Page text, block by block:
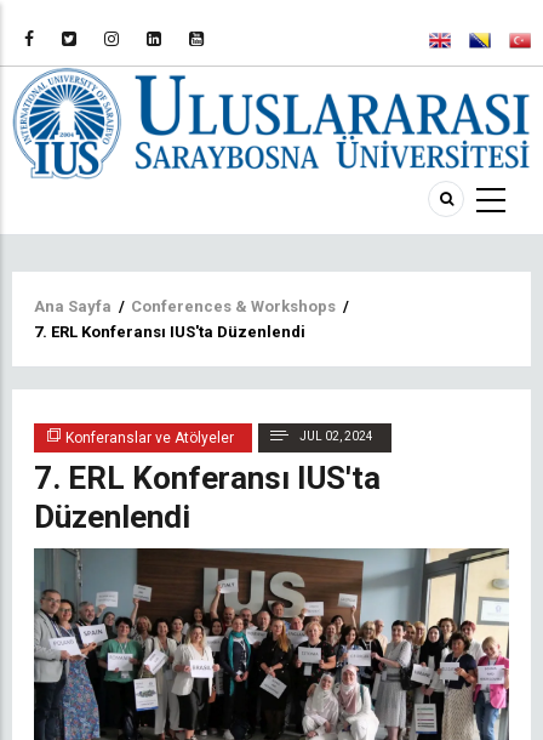
Sayfa
Ana Sayfa / Conferences & Workshops /
7. ERL Konferansı IUS'ta Düzenlendi
Konferanslar ve Atölyeler JUL 02, 2024
7. ERL Konferansı IUS'ta
Düzenlendi